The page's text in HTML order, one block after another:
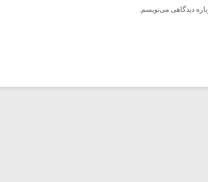
دیدگاهی می‌نویسم.